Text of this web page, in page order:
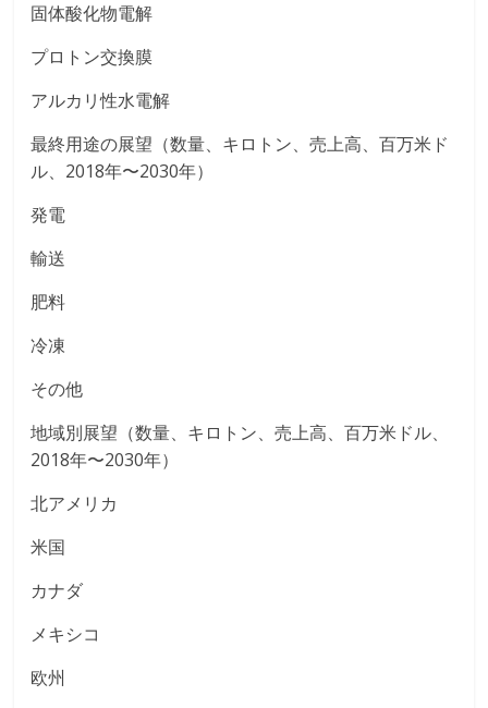
固体酸化物電解
プロトン交換膜
アルカリ性水電解
最終用途の展望（数量、キロトン、売上高、百万米ド
ル、2018年〜2030年）
発電
輸送
肥料
冷凍
その他
地域別展望（数量、キロトン、売上高、百万米ドル、
2018年〜2030年）
北アメリカ
米国
カナダ
メキシコ
欧州